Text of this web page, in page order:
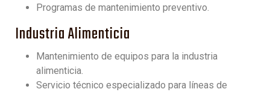
Programas de mantenimiento preventivo.
Industria Alimenticia
Mantenimiento de equipos para la industria
alimenticia.
Servicio técnico especializado para líneas de